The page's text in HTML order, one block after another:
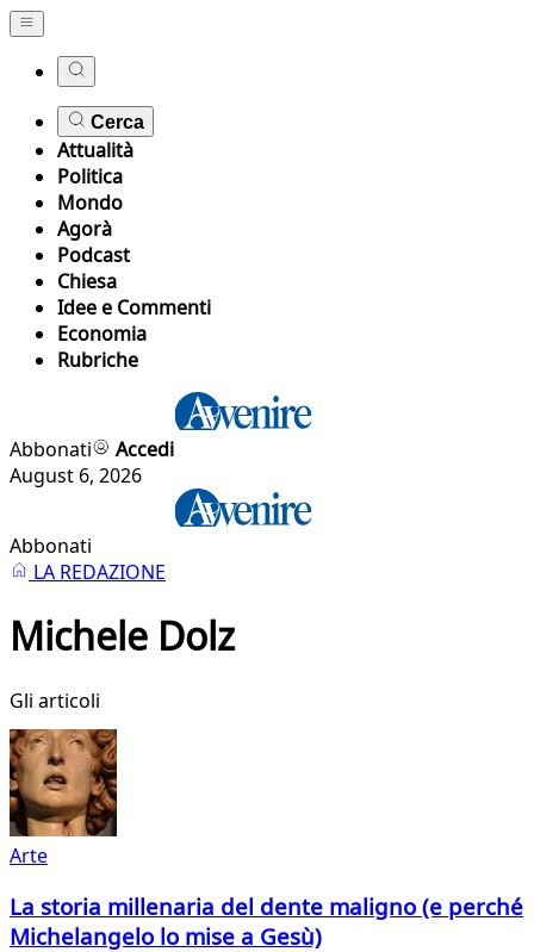
Cerca
Attualità
Politica
Mondo
Agorà
Podcast
Chiesa
Idee e Commenti
Economia
Rubriche
Abbonati
Accedi
August 6, 2026
Abbonati
LA REDAZIONE
Michele Dolz
Gli articoli
Arte
La storia millenaria del dente maligno (e perché
Michelangelo lo mise a Gesù)